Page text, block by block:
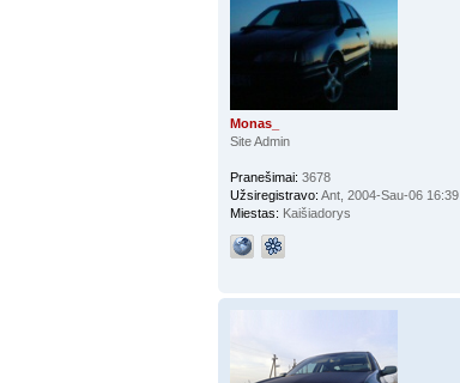
Monas_
Site Admin
Pranešimai: 3678
Užsiregistravo: Ant, 2004-Sau-06 16:39
Miestas: Kaišiadorys